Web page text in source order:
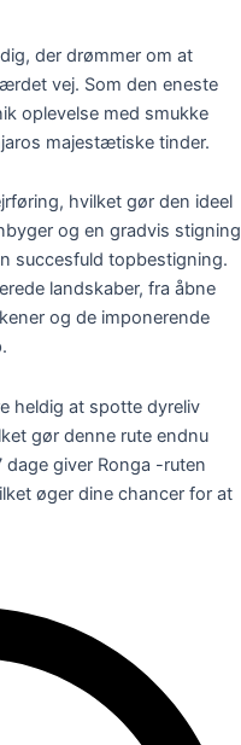
der drømmer om at
vej. Som den eneste
oplevelse med smukke
majestætiske tinder.
hvilket gør den ideel
og en gradvis stigning
succesfuld topbestigning.
landskaber, fra åbne
og de imponerende
heldig at spotte dyreliv
gør denne rute endnu
giver Ronga -ruten
øger dine chancer for at